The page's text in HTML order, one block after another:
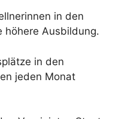
in den
höhere Ausbildung.
in den
jeden Monat